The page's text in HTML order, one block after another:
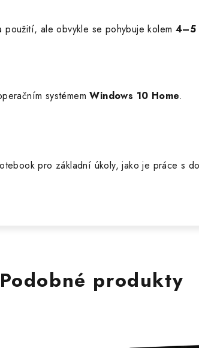
ale obvykle se pohybuje kolem 4–5
systémemWindows 10 Home.
pro základní úkoly, jako je práce
Podobné produkty